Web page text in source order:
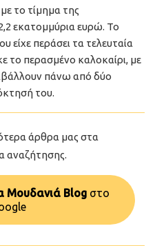
το τίμημα της
εκατομμύρια ευρώ. Το
είχε περάσει τα τελευταία
το περασμένο καλοκαίρι, με
πάνω από δύο
του.
άρθρα μας στα
αναζήτησης.
Μουδανιά Blog στo